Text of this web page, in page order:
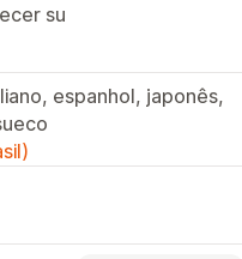
su
espanhol, japonês,